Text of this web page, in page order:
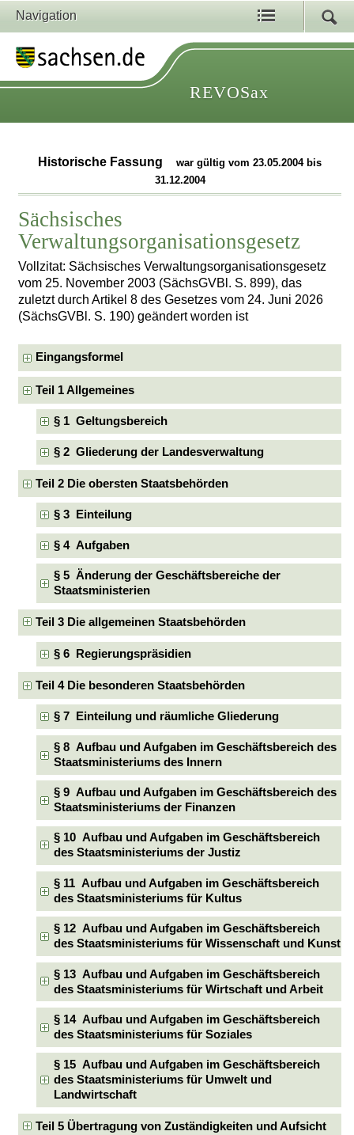
Navigation
REVOSax
Historische Fassung
war gültig vom 23.05.2004 bis
31.12.2004
Sächsisches
Verwaltungsorganisationsgesetz
Vollzitat: Sächsisches Verwaltungsorganisationsgesetz
vom 25. November 2003 (SächsGVBl. S. 899), das
zuletzt durch Artikel 8 des Gesetzes vom 24. Juni 2026
(SächsGVBl. S. 190) geändert worden ist
Eingangsformel
Teil 1 Allgemeines
§ 1 Geltungsbereich
§ 2 Gliederung der Landesverwaltung
Teil 2 Die obersten Staatsbehörden
§ 3 Einteilung
§ 4 Aufgaben
§ 5 Änderung der Geschäftsbereiche der
Staatsministerien
Teil 3 Die allgemeinen Staatsbehörden
§ 6 Regierungspräsidien
Teil 4 Die besonderen Staatsbehörden
§ 7 Einteilung und räumliche Gliederung
§ 8 Aufbau und Aufgaben im Geschäftsbereich des
Staatsministeriums des Innern
§ 9 Aufbau und Aufgaben im Geschäftsbereich des
Staatsministeriums der Finanzen
§ 10 Aufbau und Aufgaben im Geschäftsbereich
des Staatsministeriums der Justiz
§ 11 Aufbau und Aufgaben im Geschäftsbereich
des Staatsministeriums für Kultus
§ 12 Aufbau und Aufgaben im Geschäftsbereich
des Staatsministeriums für Wissenschaft und Kunst
§ 13 Aufbau und Aufgaben im Geschäftsbereich
des Staatsministeriums für Wirtschaft und Arbeit
§ 14 Aufbau und Aufgaben im Geschäftsbereich
des Staatsministeriums für Soziales
§ 15 Aufbau und Aufgaben im Geschäftsbereich
des Staatsministeriums für Umwelt und
Landwirtschaft
Teil 5 Übertragung von Zuständigkeiten und Aufsicht